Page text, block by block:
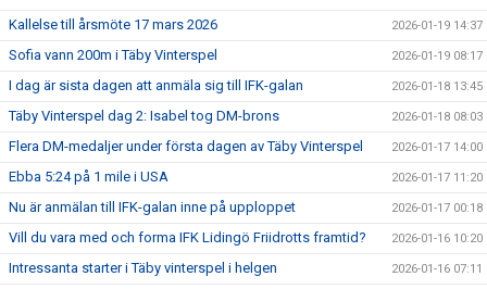
Kallelse till årsmöte 17 mars 2026 2026-01-19 14:37
Sofia vann 200m i Täby Vinterspel 2026-01-19 08:17
I dag är sista dagen att anmäla sig till IFK-galan 2026-01-18 13:45
Täby Vinterspel dag 2: Isabel tog DM-brons 2026-01-18 08:03
Flera DM-medaljer under första dagen av Täby Vinterspel 2026-01-17 14:00
Ebba 5:24 på 1 mile i USA 2026-01-17 11:20
Nu är anmälan till IFK-galan inne på upploppet 2026-01-17 00:18
Vill du vara med och forma IFK Lidingö Friidrotts framtid? 2026-01-16 10:20
Intressanta starter i Täby vinterspel i helgen 2026-01-16 07:11